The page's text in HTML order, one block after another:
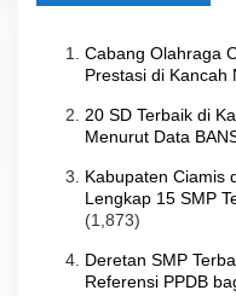
Cabang Olahraga
Prestasi di Kancah
20 SD Terbaik di
Menurut Data
Kabupaten Ciamis
Lengkap 15 SMP
(1,873)
Deretan SMP
Referensi PPDB